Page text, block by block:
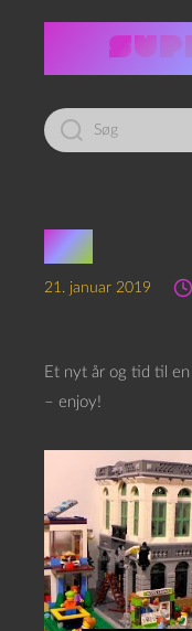
Led
efter:
By?
21. januar 2019
Et nyt år og tid til
– enjoy!